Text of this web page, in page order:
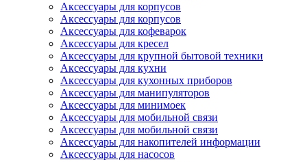
Аксессуары для корпусов
Аксессуары для корпусов
Аксессуары для кофеварок
Аксессуары для кресел
Аксессуары для крупной бытовой техники
Аксессуары для кухни
Аксессуары для кухонных приборов
Аксессуары для манипуляторов
Аксессуары для минимоек
Аксессуары для мобильной связи
Аксессуары для мобильной связи
Аксессуары для накопителей информации
Аксессуары для насосов